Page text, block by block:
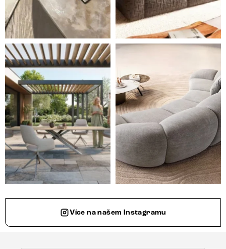
Styl, odolnost a společné chvíle pod širým nebem.
Ne každá pohovka je jen
Více na našem Instagramu